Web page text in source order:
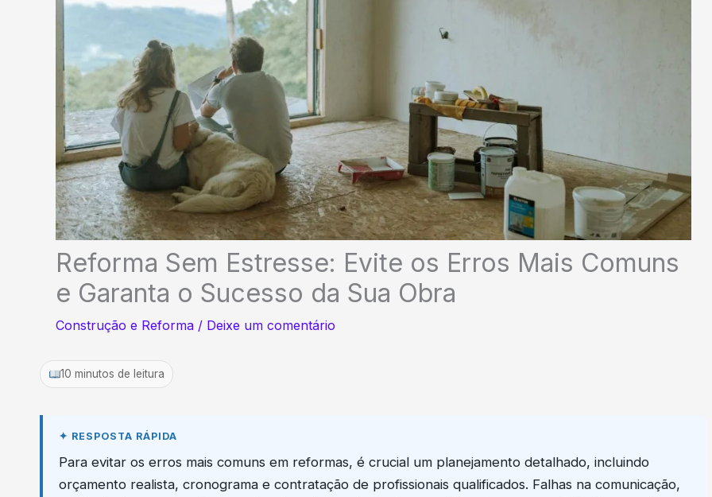
Reforma Sem Estresse: Evite os Erros Mais Comuns
e Garanta o Sucesso da Sua Obra
Construção e Reforma / Deixe um comentário
10 minutos de leitura
Para evitar os erros mais comuns em reformas, é crucial um planejamento detalhado, incluindo
orçamento realista, cronograma e contratação de profissionais qualificados. Falhas na comunicação,